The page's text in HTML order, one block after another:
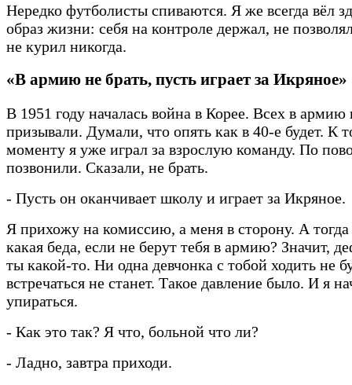
Нередко футболисты спиваются. Я же всегда вёл
образ жизни: себя на контроле держал, не
не курил никогда.
«В армию не брать, пусть играет за Икряное»
В 1951 году началась война в Корее. Всех в армию
призывали. Думали, что опять как в 40-е будет. К
моменту я уже играл за взрослую команду. По
позвонили. Сказали, не брать.
- Пусть он оканчивает школу и играет за Икряное.
Я прихожу на комиссию, а меня в сторону. А тогда
какая беда, если не берут тебя в армию? Значит,
ты какой-то. Ни одна девчонка с тобой ходить не
встречаться не станет. Такое давление было. И я
упираться.
- Как это так? Я что, больной что ли?
- Ладно, завтра приходи.